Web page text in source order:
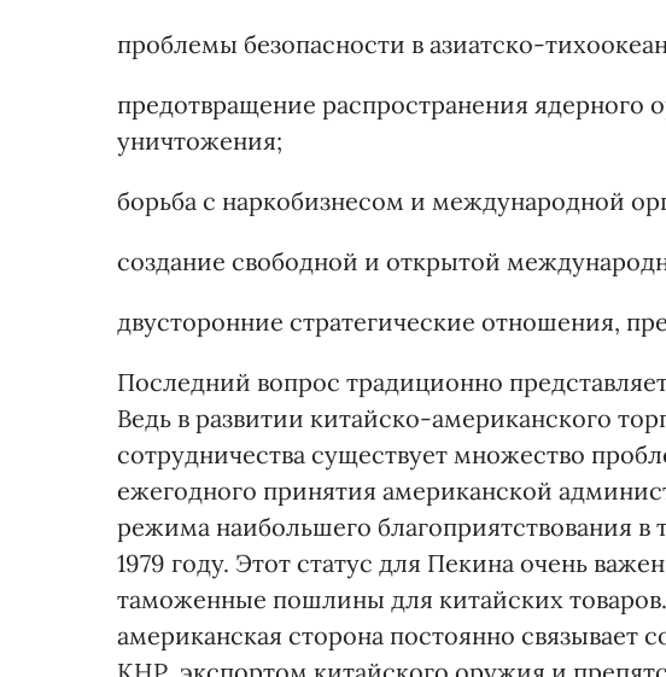
проблемы безопасности в азиатско-
предотвращение распространения ядерного
уничтожения;
борьба с наркобизнесом и международной
создание свободной и открытой
двусторонние стратегические отношения,
Последний вопрос традиционно
Ведь в развитии китайско-американского
сотрудничества существует множество
ежегодного принятия американской
режима наибольшего благоприятствования в
1979 году. Этот статус для Пекина очень
таможенные пошлины для китайских
американская сторона постоянно связывает